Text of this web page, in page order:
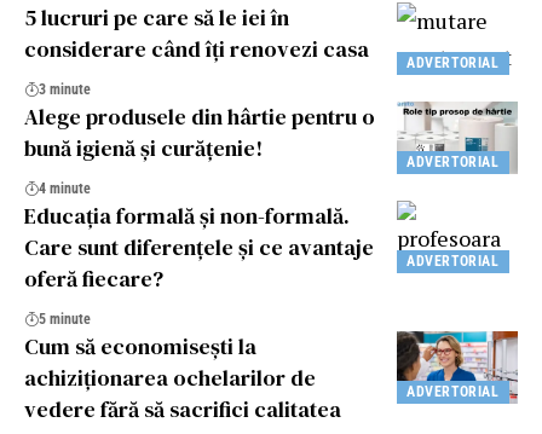
ADVERTORIAL
5 lucruri pe care să le iei în
considerare când îți renovezi casa
3 minute
ADVERTORIAL
Alege produsele din hârtie pentru o
bună igienă şi curăţenie!
4 minute
ADVERTORIAL
Educația formală și non-formală.
Care sunt diferențele și ce avantaje
oferă fiecare?
5 minute
ADVERTORIAL
Cum să economisești la
achiziționarea ochelarilor de
vedere fără să sacrifici calitatea